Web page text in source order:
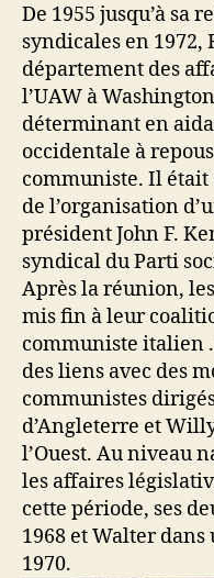
De 1955 jusqu’à sa
syndicales en
département des
l’UAW à
déterminant en
occidentale à
communiste. Il
de l’organisation
président John F.
syndical du Parti
Après la réunion,
mis fin à leur
communiste italien .
des liens avec des
communistes
d’Angleterre et
l’Ouest. Au niveau
les affaires
cette période, ses
1968 et Walter
1970.